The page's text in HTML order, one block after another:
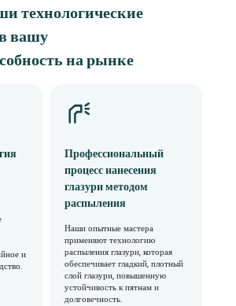
технологические
вашу
на рынке
и
Профессиональный
процесс нанесения
глазури методом
распыления
Наши опытные мастера
применяют технологию
распыления глазури, которая
обеспечивает гладкий, плотный
слой глазури, повышенную
устойчивость к пятнам и
долговечность.